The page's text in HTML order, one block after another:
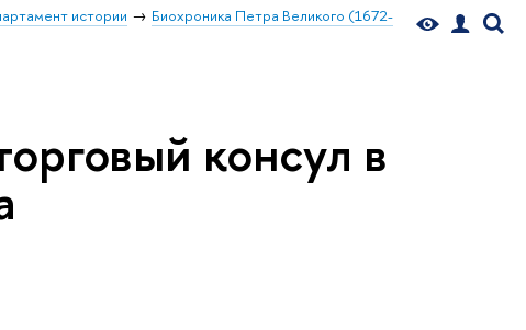
истории
Биохроника Петра Великого (1672-
консул в